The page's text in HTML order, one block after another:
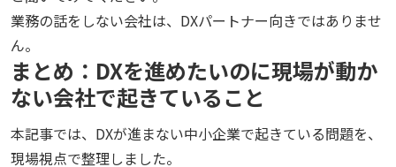
業務の話をしない会社は、DXパートナー向きではありませ
ん。
まとめ：DXを進めたいのに現場が動か
ない会社で起きていること
本記事では、DXが進まない中小企業で起きている問題を、
現場視点で整理しました。